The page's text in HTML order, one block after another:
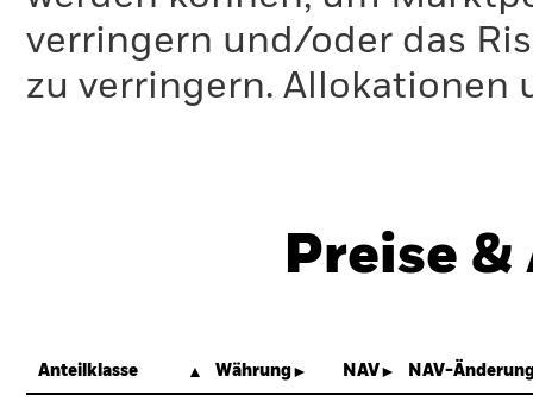
verringern und/oder das
zu verringern. Allokationen
Preise
Anteilklasse Währung NAV NAV-